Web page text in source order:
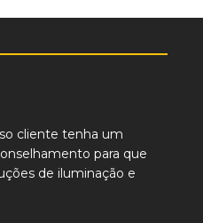
cliente tenha um
para que
de iluminação e